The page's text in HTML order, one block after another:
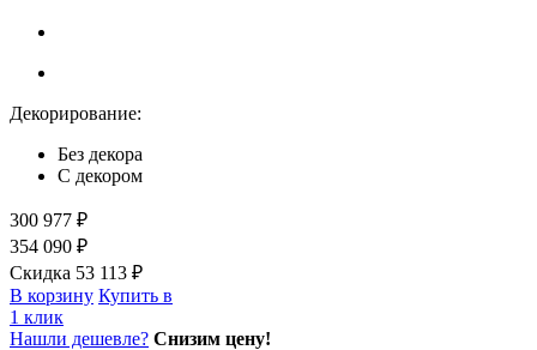
Декорирование:
Без декора
С декором
300 977 ₽
354 090 ₽
Скидка 53 113 ₽
В корзину Купить в
1 клик
Нашли дешевле? Снизим цену!